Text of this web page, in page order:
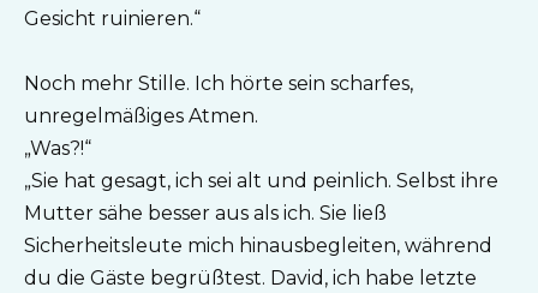
Gesicht ruinieren.“
Noch mehr Stille. Ich hörte sein scharfes,
unregelmäßiges Atmen.
„Was?!“
„Sie hat gesagt, ich sei alt und peinlich. Selbst ihre
Mutter sähe besser aus als ich. Sie ließ
Sicherheitsleute mich hinausbegleiten, während
du die Gäste begrüßtest. David, ich habe letzte